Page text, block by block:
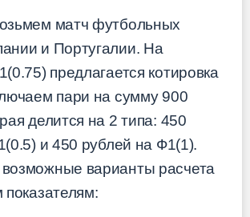
матч футбольных
и Португалии. На
предлагается котировка
пари на сумму 900
делится на 2 типа: 450
и 450 рублей на Ф1(1).
варианты расчета
показателям: